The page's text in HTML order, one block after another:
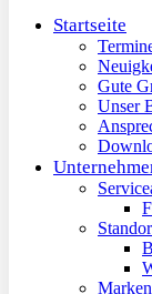
Startseite
Gute
Unser